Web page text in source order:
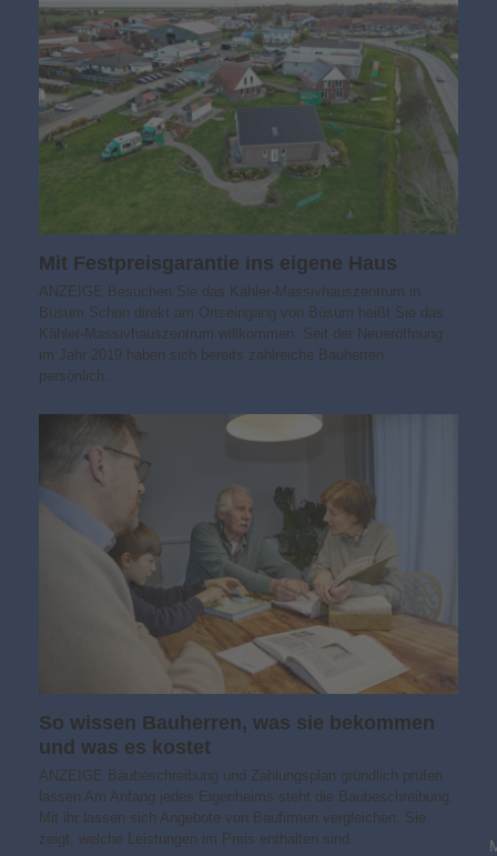
Mit Festpreisgarantie ins eigene Haus
ANZEIGE Besuchen Sie das Kähler-Massivhauszentrum in
Büsum Schon direkt am Ortseingang von Büsum heißt Sie das
Kähler-Massivhauszentrum willkommen. Seit der Neueröffnung
im Jahr 2019 haben sich bereits zahlreiche Bauherren
persönlich…
So wissen Bauherren, was sie bekommen
und was es kostet
ANZEIGE Baubeschreibung und Zahlungsplan gründlich prüfen
lassen Am Anfang jedes Eigenheims steht die Baubeschreibung.
Mit ihr lassen sich Angebote von Baufirmen vergleichen. Sie
zeigt, welche Leistungen im Preis enthalten sind…